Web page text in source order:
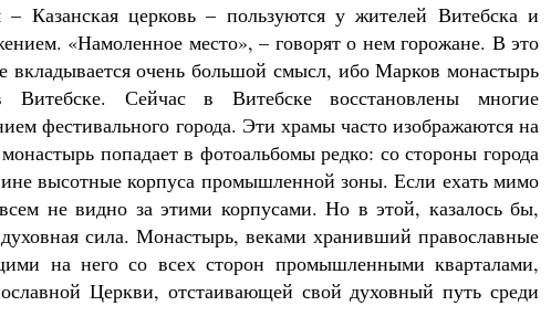
Казанская церковь – пользуются у жителей Витебска и
«Намоленное место», – говорят о нем горожане. В это
вкладывается очень большой смысл, ибо Марков монастырь
Сейчас в Витебске восстановлены многие
фестивального города. Эти храмы часто изображаются на
попадает в фотоальбомы редко: со стороны города
высотные корпуса промышленной зоны. Если ехать мимо
не видно за этими корпусами. Но в этой, казалось бы,
сила. Монастырь, веками хранивший православные
на него со всех сторон промышленными кварталами,
Церкви, отстаивающей свой духовный путь среди
Как найти своё место в жизни
Кирилл Мурышев
Великомученик Георгий Победоносец. Научись у
святого
Роман Котов